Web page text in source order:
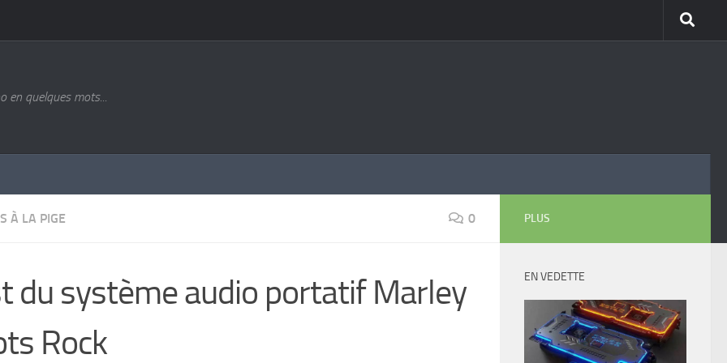
en quelques mots...
À LA PIGE 0
du système audio portatif Marley
Rock
PLUS
EN VEDETTE